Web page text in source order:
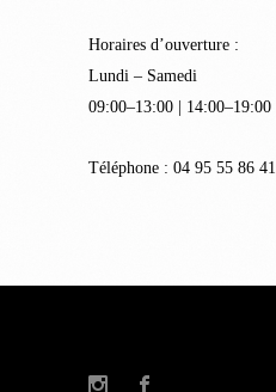
Horaires d’ouverture :
Lundi – Samedi
09:00–13:00 | 14:00–19:00
Téléphone : 04 95 55 86 41